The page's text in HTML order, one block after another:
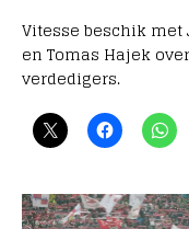
Vitesse beschik met
en Tomas Hajek
verdedigers.